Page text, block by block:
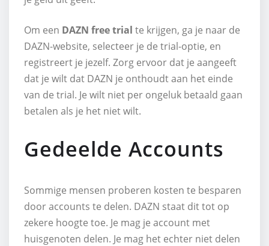
Om een DAZN free trial te krijgen, ga je naar de
DAZN-website, selecteer je de trial-optie, en
registreert je jezelf. Zorg ervoor dat je aangeeft
dat je wilt dat DAZN je onthoudt aan het einde
van de trial. Je wilt niet per ongeluk betaald gaan
betalen als je het niet wilt.
Gedeelde Accounts
Sommige mensen proberen kosten te besparen
door accounts te delen. DAZN staat dit tot op
zekere hoogte toe. Je mag je account met
huisgenoten delen. Je mag het echter niet delen